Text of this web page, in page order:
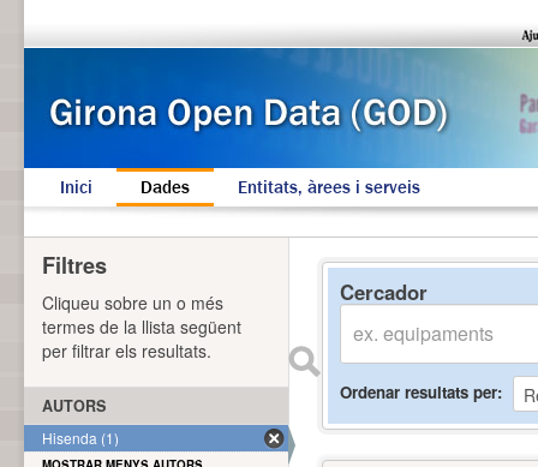
Inici Dades Entitats, àrees i serveis
Cercador
Ordenar resultats per
Filtres
Cliqueu sobre un o més
termes de la llista següent
per filtrar els resultats.
AUTORS
Hisenda (1)